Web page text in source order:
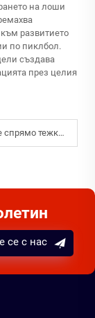
на лоши
развитието
по пиклбол.
създава
през целия
ракети за пикбол?
се с нас